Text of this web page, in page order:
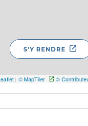
| © MapTiler ©
S'Y RENDRE